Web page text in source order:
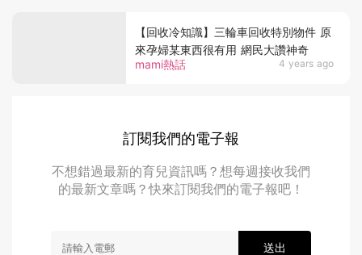
mami熱話 4 years ago
【回收冷知識】三輪車回收特別物件 原
來孕婦某東西很有用 網民大讚神奇
訂閱我們的電子報
不想錯過最新的育兒資訊嗎？想每週接收我們
的最新文章嗎？快來訂閱我們的電子報吧！
送出